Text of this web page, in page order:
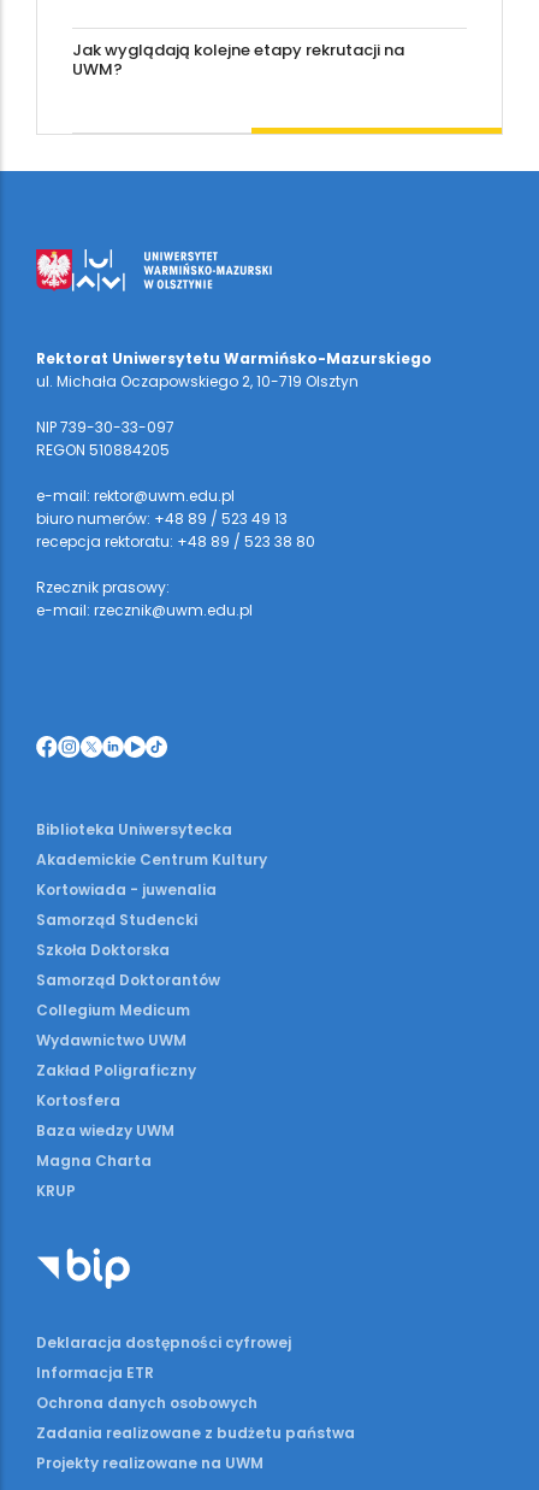
Jak wyglądają kolejne etapy rekrutacji na
UWM?
Rektorat Uniwersytetu Warmińsko-Mazurskiego
ul. Michała Oczapowskiego 2, 10-719 Olsztyn
NIP 739-30-33-097
REGON 510884205
e-mail: rektor@uwm.edu.pl
biuro numerów: +48 89 / 523 49 13
recepcja rektoratu: +48 89 / 523 38 80
Rzecznik prasowy:
e-mail: rzecznik@uwm.edu.pl
Biblioteka Uniwersytecka
Akademickie Centrum Kultury
Kortowiada - juwenalia
Samorząd Studencki
Szkoła Doktorska
Samorząd Doktorantów
Collegium Medicum
Wydawnictwo UWM
Zakład Poligraficzny
Kortosfera
Baza wiedzy UWM
Magna Charta
KRUP
Deklaracja dostępności cyfrowej
Informacja ETR
Ochrona danych osobowych
Zadania realizowane z budżetu państwa
Projekty realizowane na UWM